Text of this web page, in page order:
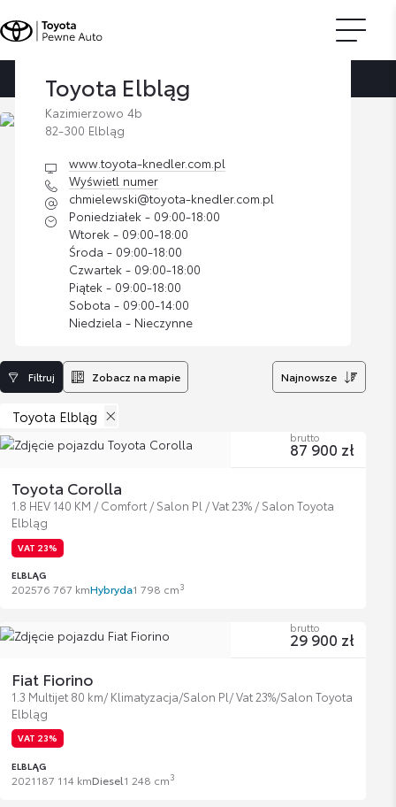
Strona główna Znajdź dilera
Toyota Elbląg
Kazimierzowo 4b
82-300 Elbląg
www.toyota-knedler.com.pl
Wyświetl numer
chmielewski@toyota-knedler.com.pl
Poniedziałek - 09:00-18:00
Wtorek - 09:00-18:00
Środa - 09:00-18:00
Czwartek - 09:00-18:00
Piątek - 09:00-18:00
Sobota - 09:00-14:00
Niedziela - Nieczynne
Filtruj Zobacz na mapie Najnowsze
Toyota Elbląg
Toyota Corolla
1.8 HEV 140 KM / Comfort / Salon Pl / Vat 23% / Salon Toyota
Elbląg
VAT 23%
ELBLĄG
202576 767 kmHybryda1 798 cm3
brutto
87 900 zł
Fiat Fiorino
1.3 Multijet 80 km/ Klimatyzacja/Salon Pl/ Vat 23%/Salon Toyota
Elbląg
VAT 23%
ELBLĄG
2021187 114 kmDiesel1 248 cm3
brutto
29 900 zł